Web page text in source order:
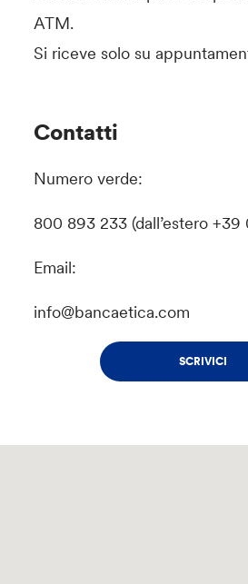
ATM.
Si riceve solo su
Contatti
Numero verde:
800 893 233 (dall’estero
Email:
info@bancaetica.com
SCRIVICI